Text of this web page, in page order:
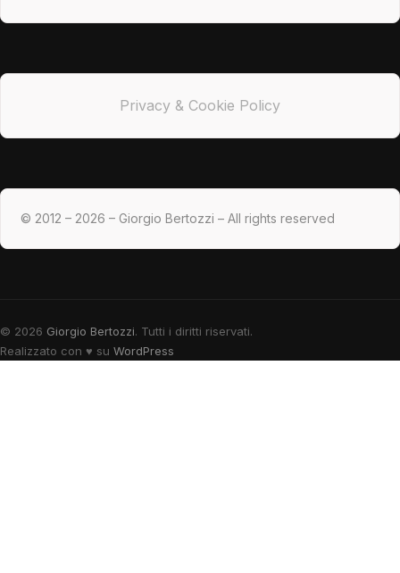
Privacy & Cookie Policy
© 2012 – 2026 – Giorgio Bertozzi – All rights reserved
© 2026 Giorgio Bertozzi. Tutti i diritti riservati.
Realizzato con ♥ su WordPress